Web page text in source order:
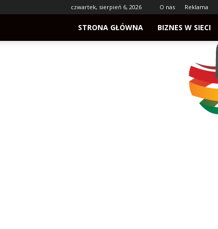
czwartek, sierpień 6, 2026 O nas Reklama
STRONA GŁÓWNA BIZNES W SIECI